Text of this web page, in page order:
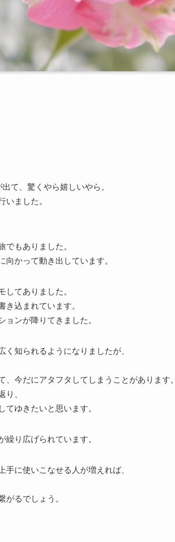
て、驚くやら嬉しいやら。
いました。
でもありました。
かって動き出しています。
してありました。
き込まれています。
ンが降りてきました。
知られるようになりましたが、
今だにアタフタしてしまうことがあります。
り、
ゆきたいと思います。
り広げられています。
に使いこなせる人が増えれば、
がるでしょう。